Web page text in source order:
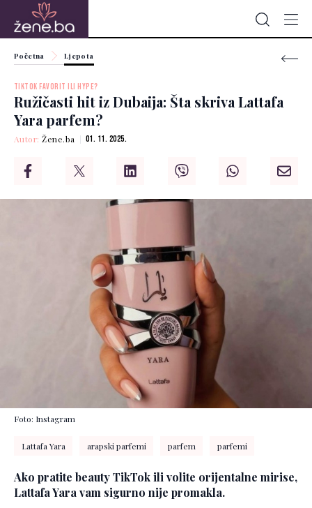
Početna Ljepota
TIKTOK FAVORIT ILI HYPE?
Ružičasti hit iz Dubaija: Šta skriva Lattafa
Yara parfem?
Autor:Žene.ba 01. 11. 2025.
Foto: Instagram
Lattafa Yara arapski parfemi parfem parfemi
Ako pratite beauty TikTok ili volite orijentalne mirise,
Lattafa Yara vam sigurno nije promakla.